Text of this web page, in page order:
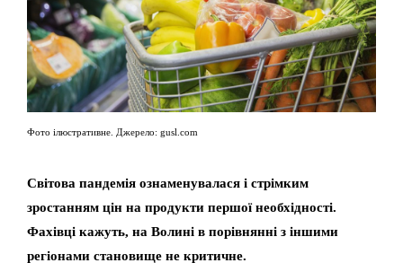
Фото ілюстративне. Джерело: gusl.com
Світова пандемія ознаменувалася і стрімким
зростанням цін на продукти першої необхідності.
Фахівці кажуть, на Волині в порівнянні з іншими
регіонами становище не критичне.